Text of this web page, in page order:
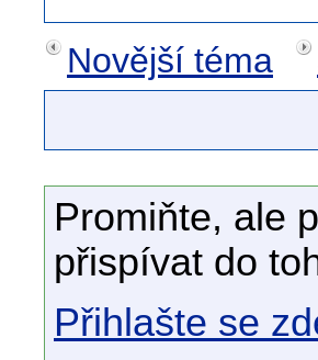
Novější téma
Promiňte, ale
přispívat do
Přihlašte se